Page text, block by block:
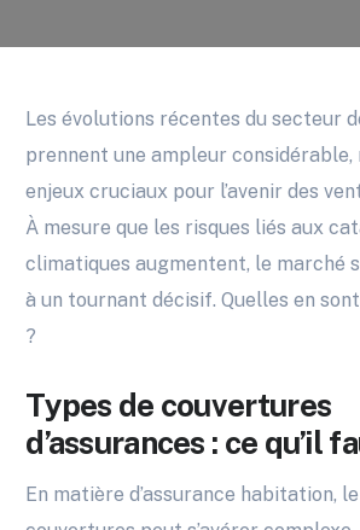
Les évolutions récentes du secteur
prennent une ampleur considérable,
enjeux cruciaux pour l’avenir des
À mesure que les risques liés aux
climatiques augmentent, le marché
à un tournant décisif. Quelles en
?
Types de couvertures
d’assurances : ce qu’il
En matière d’assurance habitation,